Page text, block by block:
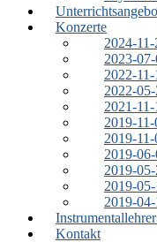
Konzerte
2024-
2023-
2022-
2022-
2021-
2019-
2019-11-
2019-
2019-
2019-
2019-
Kontakt